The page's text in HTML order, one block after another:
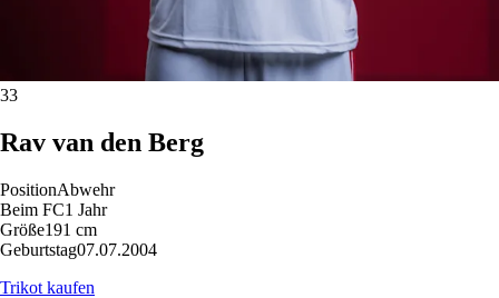
33
Rav van den Berg
PositionAbwehr
Beim FC1 Jahr
Größe191 cm
Geburtstag07.07.2004
Trikot kaufen